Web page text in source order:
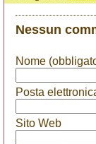
Nessun
Nome
Posta
Sito Web